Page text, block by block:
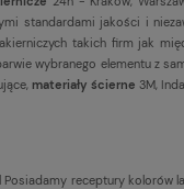
standardami jakości i
takich firm jak
wybranego elementu z
materiały ścierne 3M,
Posiadamy receptury kolorów